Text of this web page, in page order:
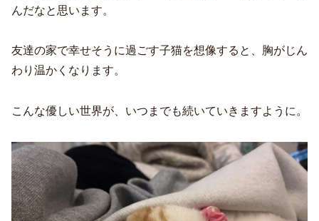
んだなと思います。
友達の家で幸せそうに過ごす子猫を想像すると、胸がじん
わり温かくなります。
こんな優しい世界が、いつまでも続いていきますように。